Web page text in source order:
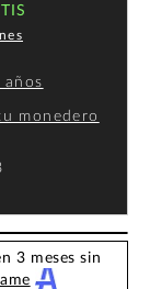
años
monedero
3 meses sin